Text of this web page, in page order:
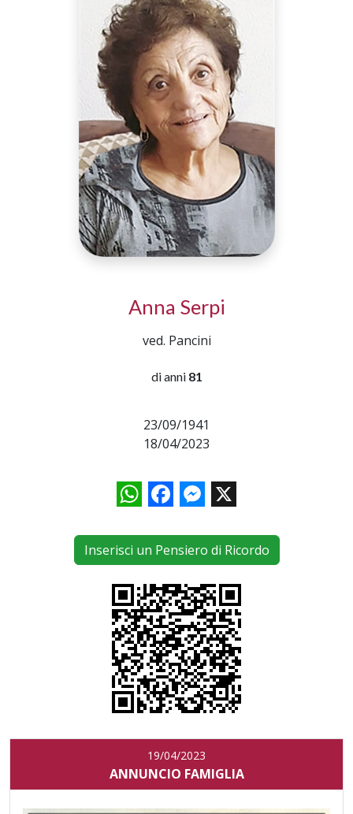
Anna Serpi
ved. Pancini
di anni 81
23/09/1941
18/04/2023
WhatsAppFacebookMessenger
X
Inserisci un Pensiero di Ricordo
19/04/2023
ANNUNCIO FAMIGLIA